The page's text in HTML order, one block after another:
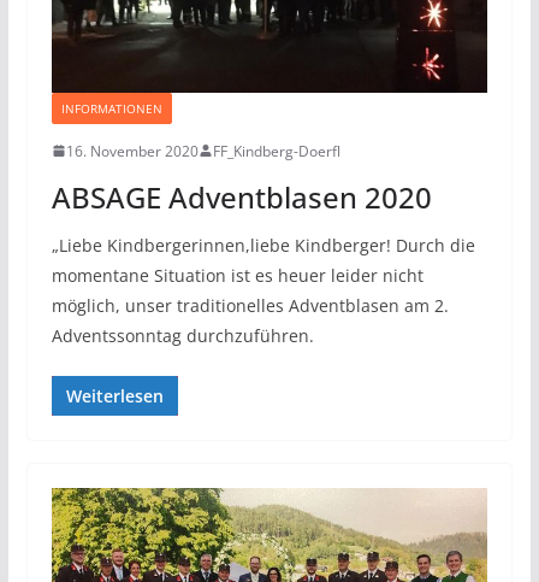
INFORMATIONEN
16. November 2020 FF_Kindberg-Doerfl
ABSAGE Adventblasen 2020
„Liebe Kindbergerinnen,liebe Kindberger! Durch die
momentane Situation ist es heuer leider nicht
möglich, unser traditionelles Adventblasen am 2.
Adventssonntag durchzuführen.
Weiterlesen